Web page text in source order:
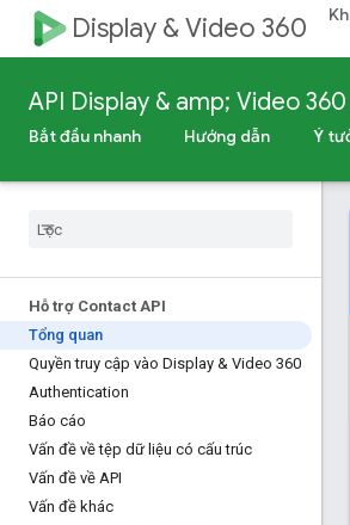
Display & Video 360
API Display & amp; Video 360
Bắt đầu nhanh Hướng dẫn Ý
Hỗ trợ Contact API
Tổng quan
Quyền truy cập vào Display & Video 360
Authentication
Báo cáo
Vấn đề về tệp dữ liệu có cấu trúc
Vấn đề về API
Vấn đề khác